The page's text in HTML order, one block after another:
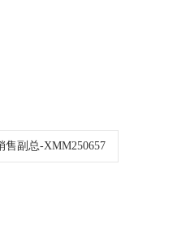
售副总-XMM250657